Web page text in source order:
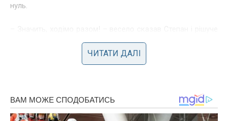
нуль.
Він сам здивувався, де у нього в той момент взялося
Вони прийшли до начальника обласної адміністрації. Той
відкрив документи, ткнув в прізвище Людмили і сказав,
що її заселення буде через два місяці за такою-то
ЧИТАТИ ДАЛІ